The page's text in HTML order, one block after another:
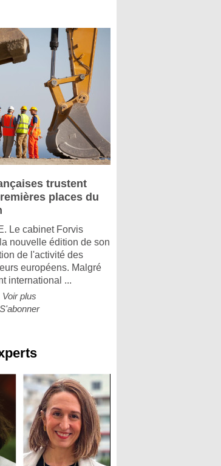
trustent
places du
Le cabinet Forvis
nouvelle édition de son
de l'activité des
européens. Malgré
international ...
Voir plus
S'abonner